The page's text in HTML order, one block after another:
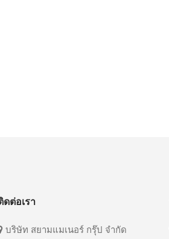
ดต่อเรา
บริษัท สยามแมเนอร์ กรุ๊ป จำกัด